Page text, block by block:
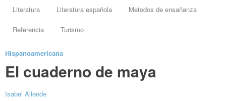
Literatura Literatura española Metodos de ensañanza
Referencia Turismo
Hispanoamericana
El cuaderno de maya
Isabel Allende